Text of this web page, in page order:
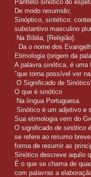
Panfleto sinótico do
De modo resumido;
Sinóptico, sintético:
substantivo masculino
Na Bíblia, [Religião].
Da o nome dos
Etimologia (origem da
A palavra sinótica, é uma
"que torna possível ver na
O Significado de
O que é sinótico
Na língua Portuguesa.
Sinótico é um adjetivo e
Sua etimologia vem do
O significado de sinótico
se refere ao resumo
forma de resumir as
Sinótico descreve aquilo
É o que se chama de
com palavras a